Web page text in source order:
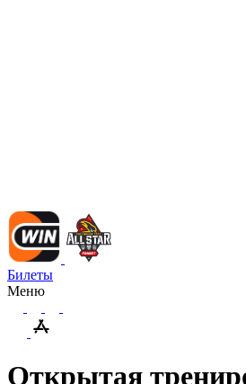
Билеты
Меню
Открытая